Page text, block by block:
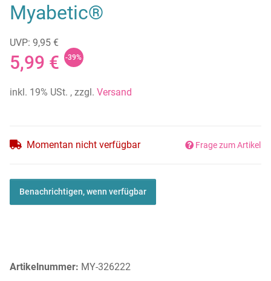
Myabetic®
Artikelnummer: MY-326222
UVP: 9,95 €
5,99 € -39%
inkl. 19% USt. , zzgl. Versand
Momentan nicht verfügbar Frage zum Artikel
Benachrichtigen, wenn verfügbar